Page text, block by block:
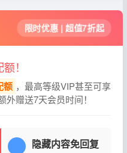
限时优惠 | 超值7折起
！
额 ，最高等级VIP甚至可享
外赠送7天会员时间！
隐藏内容免回复